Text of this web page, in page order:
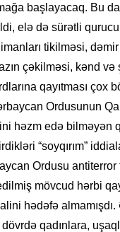
başlayacaq. Bu
elə də sürətli
tikilməsi,
çəkilməsi, kənd
qayıtması çox
Ordusunun
həzm edə bilməyən
“soyqırım”
Ordusu
mövcud hərbi
hədəfə
dövrdə qadınlara,